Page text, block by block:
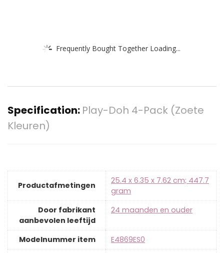
Frequently Bought Together Loading...
Specification: Play-Doh 4-Pack (Zoete
Kleuren)
Productafmetingen
‎25.4 x 6.35 x 7.62 cm; 447.7
gram
Door fabrikant
aanbevolen leeftijd
‎24 maanden en ouder
Modelnummer item
‎E4869ES0